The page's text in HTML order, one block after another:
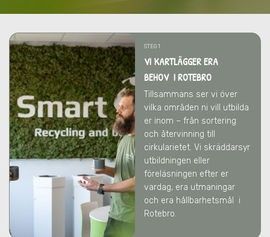
STEG 1
VI KARTLÄGGER ERA
BEHOV I ROTEBRO
Tillsammans ser vi över
vilka områden ni vill utbilda
er inom – från sortering
och återvinning till
cirkularietet. Vi skräddarsyr
utbildningen eller
föreläsningen efter er
vardag, era utmaningar
och era hållbarhetsmål
i
Rotebro.